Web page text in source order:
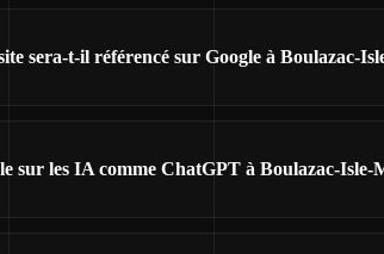
sera-t-il référencé sur Google à Boulazac-
sur les IA comme ChatGPT à Boulazac-Isle-